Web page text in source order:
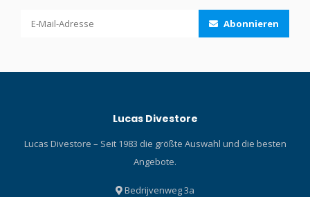
Abonnieren
Lucas Divestore
Lucas Divestore – Seit 1983 die größte Auswahl und die besten
Angebote.
Bedrijvenweg 3a